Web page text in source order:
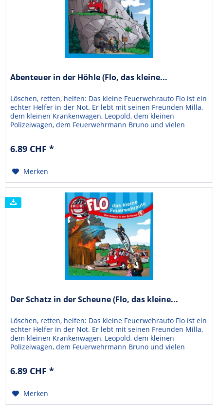
Abenteuer in der Höhle (Flo, das kleine...
Löschen, retten, helfen: Das kleine Feuerwehrauto Flo ist ein
echter Helfer in der Not. Er lebt mit seinen Freunden Milla,
dem kleinen Krankenwagen, Leopold, dem kleinen
Polizeiwagen, dem Feuerwehrmann Bruno und vielen
nehmen. Doch dann passiert es – Die drei Jungs...
6.89 CHF *
Merken
Der Schatz in der Scheune (Flo, das kleine...
Löschen, retten, helfen: Das kleine Feuerwehrauto Flo ist ein
echter Helfer in der Not. Er lebt mit seinen Freunden Milla,
dem kleinen Krankenwagen, Leopold, dem kleinen
Polizeiwagen, dem Feuerwehrmann Bruno und vielen
umgeknickter Baum, der das Bein von Kuh...
6.89 CHF *
Merken